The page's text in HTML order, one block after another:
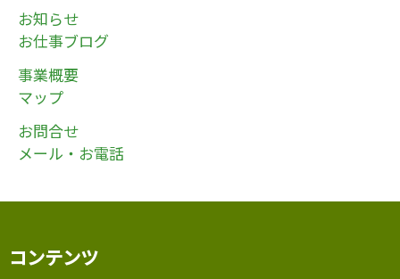
お知らせ
お仕事ブログ
事業概要
マップ
お問合せ
メール・お電話
コンテンツ